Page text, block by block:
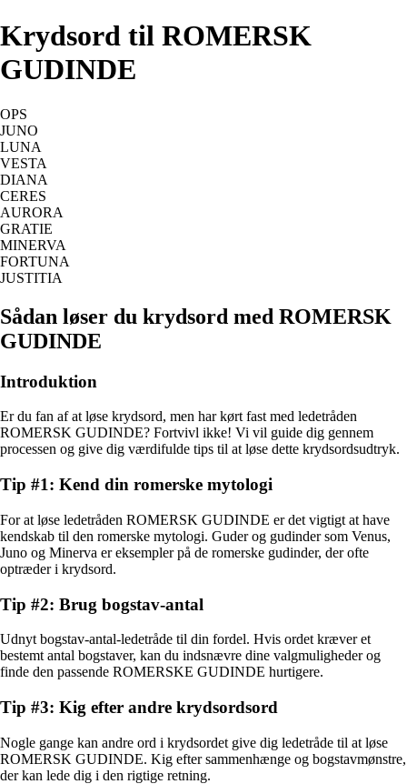
Krydsord til ROMERSK
GUDINDE
OPS
JUNO
LUNA
VESTA
DIANA
CERES
AURORA
GRATIE
MINERVA
FORTUNA
JUSTITIA
Sådan løser du krydsord med ROMERSK
GUDINDE
Introduktion
Er du fan af at løse krydsord, men har kørt fast med ledetråden
ROMERSK GUDINDE? Fortvivl ikke! Vi vil guide dig gennem
processen og give dig værdifulde tips til at løse dette krydsordsudtryk.
Tip #1: Kend din romerske mytologi
For at løse ledetråden ROMERSK GUDINDE er det vigtigt at have
kendskab til den romerske mytologi. Guder og gudinder som Venus,
Juno og Minerva er eksempler på de romerske gudinder, der ofte
optræder i krydsord.
Tip #2: Brug bogstav-antal
Udnyt bogstav-antal-ledetråde til din fordel. Hvis ordet kræver et
bestemt antal bogstaver, kan du indsnævre dine valgmuligheder og
finde den passende ROMERSKE GUDINDE hurtigere.
Tip #3: Kig efter andre krydsordsord
Nogle gange kan andre ord i krydsordet give dig ledetråde til at løse
ROMERSK GUDINDE. Kig efter sammenhænge og bogstavmønstre,
der kan lede dig i den rigtige retning.